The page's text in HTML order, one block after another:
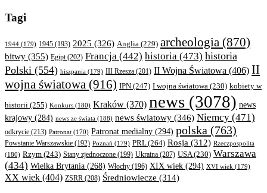
Tagi
1944 (179) 1945 (193) 2025 (326) Anglia (229) archeologia (870)
bitwy (355) Egipt(202) Francja (442) historia (473) historia
Polski (554) hiszpania (179) III Rzesza (201) II Wojna Światowa (406) II
wojna światowa (916) IPN (247) I wojna światowa (230) kobiety w
historii (255) Konkurs (180) Kraków (370) news (3078) news
krajowy (284) news ze świata (188) news światowy (346) Niemcy (471)
odkrycie (213) Patronat (170) Patronat medialny (294) polska (763)
Powstanie Warszawskie (192) Poznań (179) PRL(264) Rosja (312) Rzeczpospolita
(180) Rzym (243) Stany zjednoczone (199) Ukraina (207) USA(230) Warszawa
(434) Wielka Brytania (268) Włochy (196) XIX wiek (294) XVI wiek (179)
XX wiek (404) ZSRR (208) Średniowiecze (314)